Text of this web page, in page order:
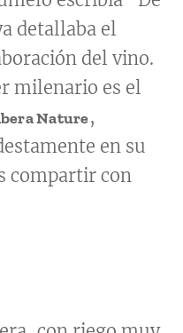
detallaba el
del vino.
milenario es el
Nature,
en su
compartir con